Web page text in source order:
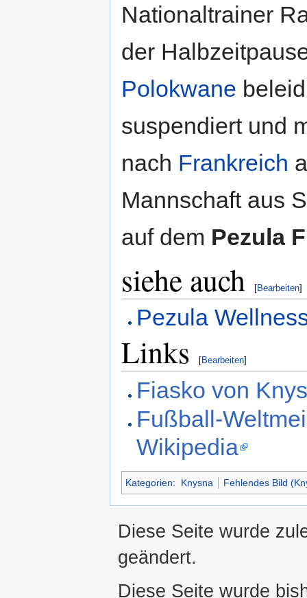
Nationaltrainer
der
Polokwane
suspendiert und
nach Frankreich
Mannschaft aus
auf dem Pezula
siehe auch [Bearbeiten]
Pezula
Links [Bearbeiten]
Fiasko von
Fußball-
Wikipedia
Kategorien: Knysna Fehlendes Bild
Diese Seite wurde
geändert.
Diese Seite wurde